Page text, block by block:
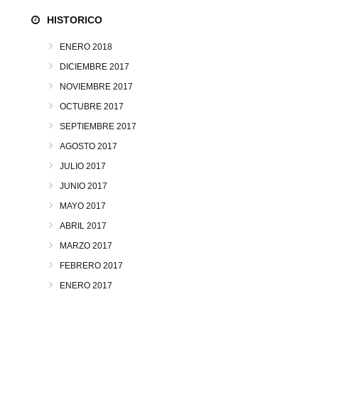
HISTORICO
ENERO 2018
DICIEMBRE 2017
NOVIEMBRE 2017
OCTUBRE 2017
SEPTIEMBRE 2017
AGOSTO 2017
JULIO 2017
JUNIO 2017
MAYO 2017
ABRIL 2017
MARZO 2017
FEBRERO 2017
ENERO 2017